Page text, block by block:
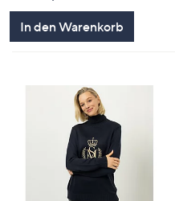
In den Warenkorb